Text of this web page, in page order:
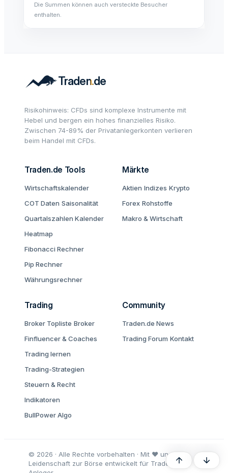
Die Summen können auch versteckte Besucher
enthalten.
Risikohinweis: CFDs sind komplexe Instrumente mit
Hebel und bergen ein hohes finanzielles Risiko.
Zwischen 74-89% der Privatanlegerkonten verlieren
beim Handel mit CFDs.
Traden.de Tools
Wirtschaftskalender
COT Daten Saisonalität
Quartalszahlen Kalender
Heatmap
Fibonacci Rechner
Pip Rechner
Währungsrechner
Märkte
Aktien Indizes Krypto
Forex Rohstoffe
Makro & Wirtschaft
Trading
Broker Topliste Broker
Finfluencer & Coaches
Trading lernen
Trading-Strategien
Steuern & Recht
Indikatoren
BullPower Algo
Community
Traden.de News
Trading Forum Kontakt
© 2026 · Alle Rechte vorbehalten · Mit ♥ und
Leidenschaft zur Börse entwickelt für Trader undOben Unten